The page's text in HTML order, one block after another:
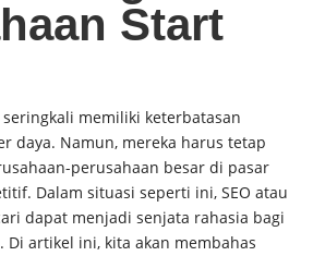
Start
memiliki keterbatasan
daya. Namun, mereka harus tetap
perusahaan besar di pasar
Dalam situasi seperti ini, SEO atau
dapat menjadi senjata rahasia bagi
Di artikel ini, kita akan membahas